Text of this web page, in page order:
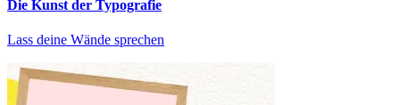
Die Kunst der Typografie
Lass deine Wände sprechen